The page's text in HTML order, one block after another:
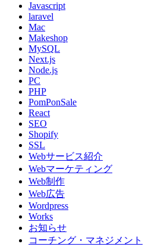
Javascript
laravel
Mac
Makeshop
MySQL
Next.js
Node.js
PC
PHP
PomPonSale
React
SEO
Shopify
SSL
Webサービス紹介
Webマーケティング
Web制作
Web広告
Wordpress
Works
お知らせ
コーチング・マネジメント